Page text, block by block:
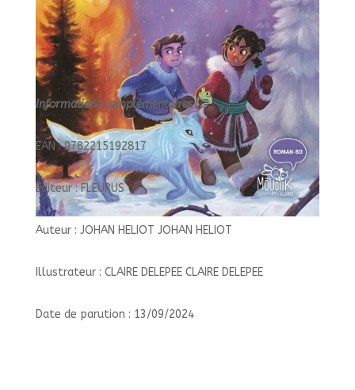
Informations complémentaires :
EAN : 9782215192817
Éditeur : FLEURUS
Auteur : JOHAN HELIOT JOHAN HELIOT
Illustrateur : CLAIRE DELEPEE CLAIRE DELEPEE
Date de parution : 13/09/2024